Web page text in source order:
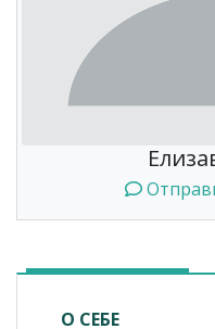
О СЕБЕ